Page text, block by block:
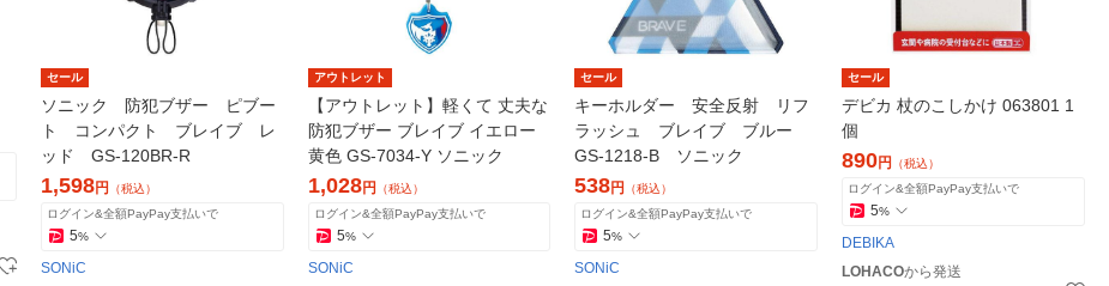
セール
ソニック 防犯ブザー ピブー
ト コンパクト ブレイブ レ
ッド GS-120BR-R
1,598円 （税込）
ログイン&全額PayPay支払いで
5%
SONiC
アウトレット
【アウトレット】軽くて 丈夫な
防犯ブザー ブレイブ イエロー
黄色 GS-7034-Y ソニック
1,028円 （税込）
ログイン&全額PayPay支払いで
5%
SONiC
セール
キーホルダー 安全反射 リフ
ラッシュ ブレイブ ブルー
GS-1218-B ソニック
538円
（税込）
ログイン&全額PayPay支払いで
5%
SONiC
セール
デビカ 杖のこしかけ 063801 1
個
890円
（税込）
ログイン&全額PayPay支払いで
5%
DEBIKA
LOHACOから発送